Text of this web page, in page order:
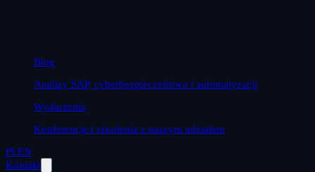
Blog
Analizy SAP, cyberbezpieczeństwa i automatyzacji
Wydarzenia
Konferencje i szkolenia z naszym udziałem
PLEN
Kontakt